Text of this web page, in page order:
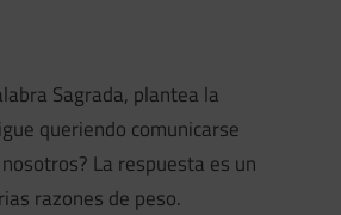
Sagrada, plantea la
queriendo comunicarse
La respuesta es un
razones de peso.